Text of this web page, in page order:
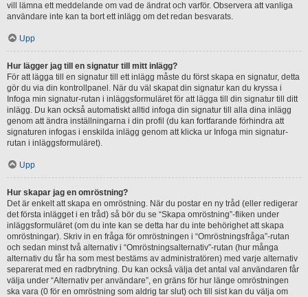
vill lämna ett meddelande om vad de ändrat och varför. Observera att vanliga
användare inte kan ta bort ett inlägg om det redan besvarats.
Upp
Hur lägger jag till en signatur till mitt inlägg?
För att lägga till en signatur till ett inlägg måste du först skapa en signatur, detta
gör du via din kontrollpanel. När du väl skapat din signatur kan du kryssa i
Infoga min signatur-rutan i inläggsformuläret för att lägga till din signatur till ditt
inlägg. Du kan också automatiskt alltid infoga din signatur till alla dina inlägg
genom att ändra inställningarna i din profil (du kan fortfarande förhindra att
signaturen infogas i enskilda inlägg genom att klicka ur Infoga min signatur-
rutan i inläggsformuläret).
Upp
Hur skapar jag en omröstning?
Det är enkelt att skapa en omröstning. När du postar en ny tråd (eller redigerar
det första inlägget i en tråd) så bör du se “Skapa omröstning”-fliken under
inläggsformuläret (om du inte kan se detta har du inte behörighet att skapa
omröstningar). Skriv in en fråga för omröstningen i “Omröstningsfråga”-rutan
och sedan minst två alternativ i “Omröstningsalternativ”-rutan (hur många
alternativ du får ha som mest bestäms av administratören) med varje alternativ
separerat med en radbrytning. Du kan också välja det antal val användaren får
välja under “Alternativ per användare”, en gräns för hur länge omröstningen
ska vara (0 för en omröstning som aldrig tar slut) och till sist kan du välja om